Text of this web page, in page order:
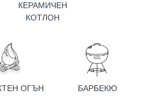
КЕРАМИЧЕН
КОТЛОН
ОГЪН БАРБЕКЮ